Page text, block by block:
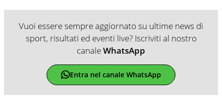
Vuoi essere sempre aggiornato su ultime news di
sport, risultati ed eventi live? Iscriviti al nostro
canaleWhatsApp
Entra nel canale WhatsApp